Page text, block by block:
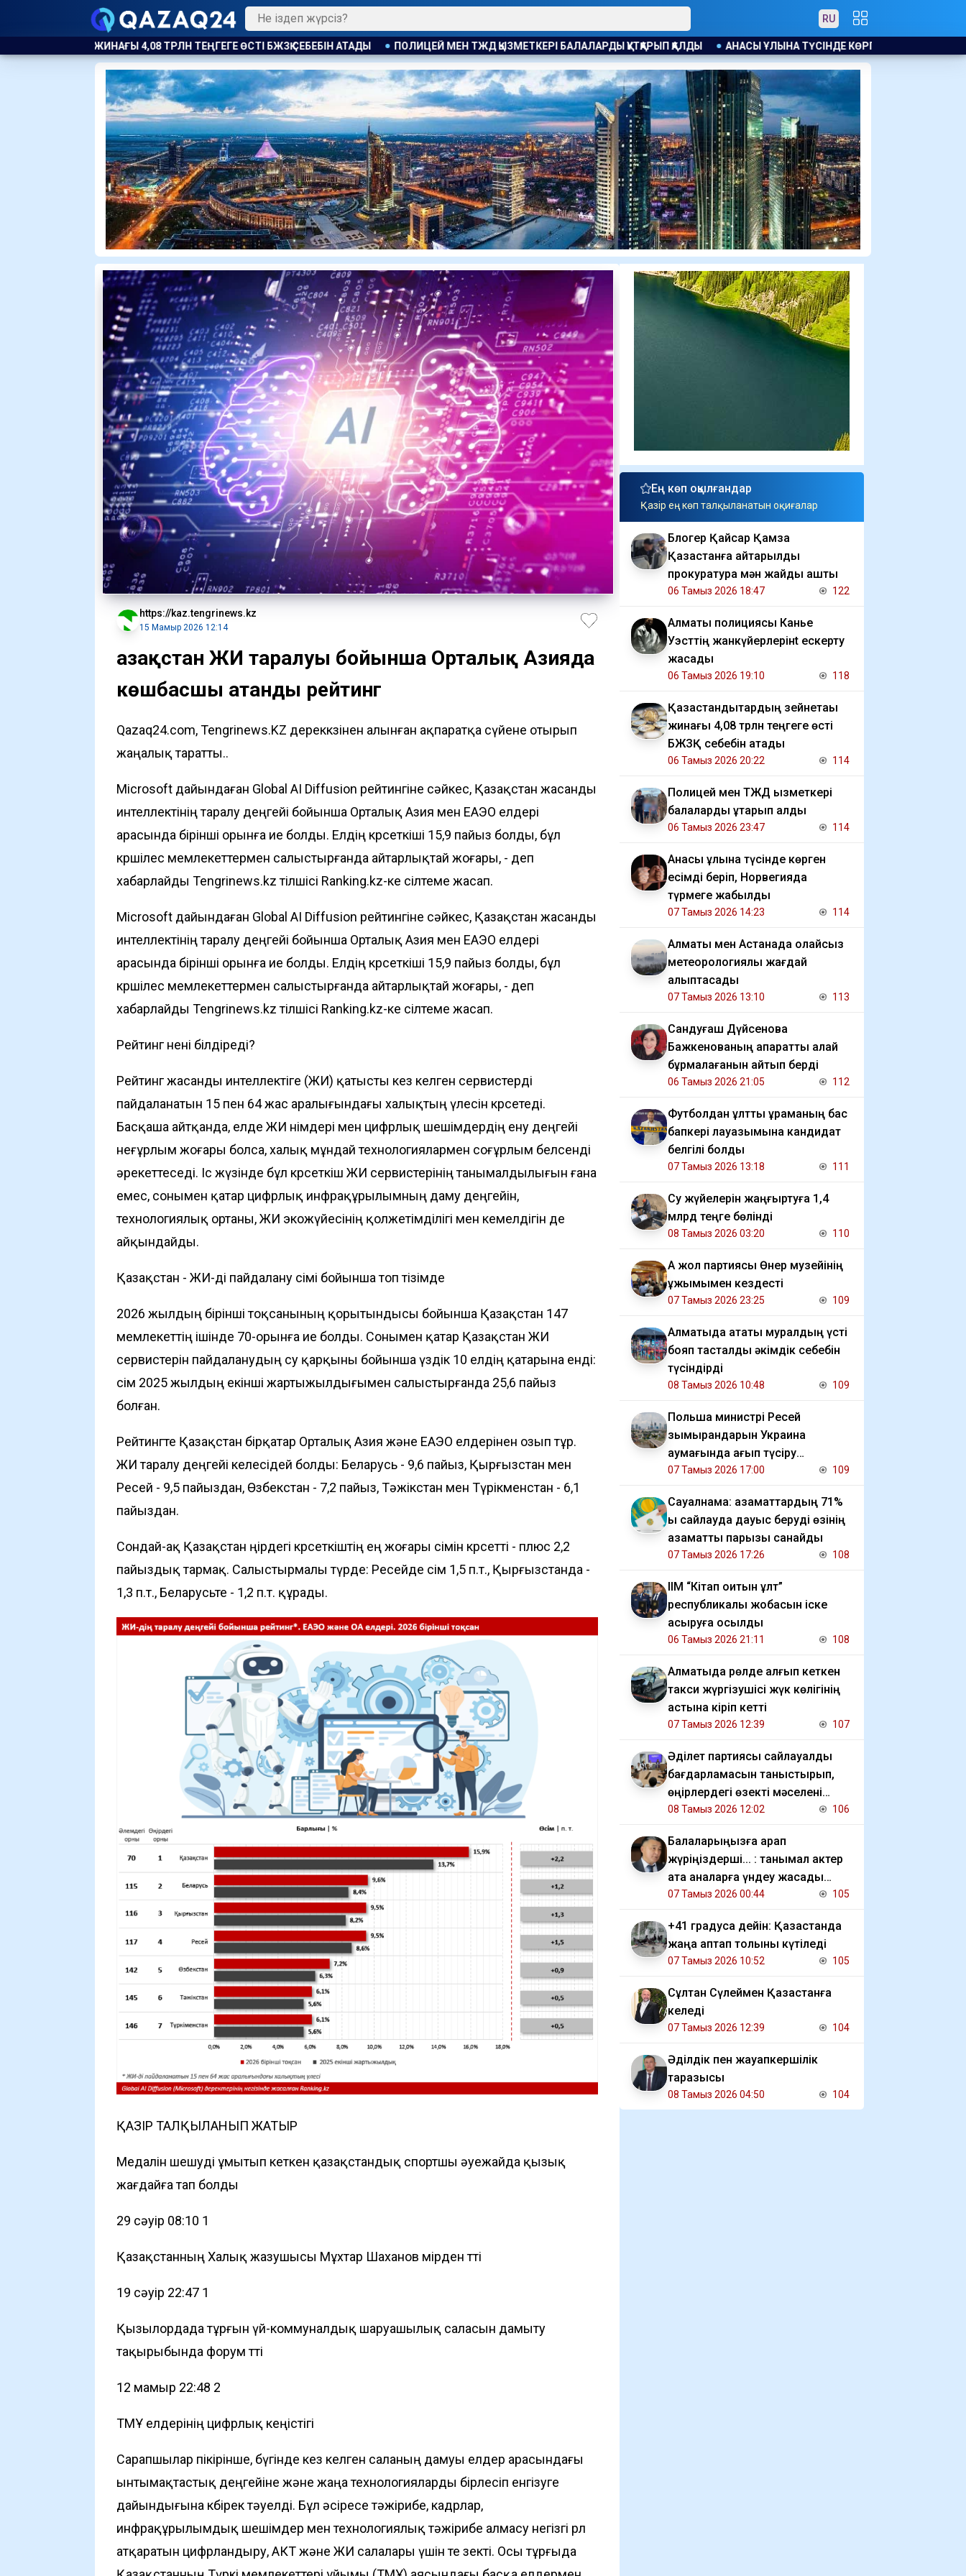
RU
ТРЛН ТЕҢГЕГЕ ӨСТІ БЖЗҚ СЕБЕБІН АТАДЫ ПОЛИЦЕЙ МЕН ТЖД ҚЫЗМЕТКЕРІ БАЛАЛАРДЫ ҚҰТҚАРЫП ҚАЛДЫ АНАСЫ ҰЛЫНА ТҮСІНДЕ КӨРГЕН ЕСІМДІ БЕРІП, НОРВЕГИЯДА ТҮРМЕГЕ
https://kaz.tengrinews.kz
15 Мамыр 2026 12:14
Қазақстан ЖИ таралуы бойынша Орталық Азияда
көшбасшы атанды рейтинг
Qazaq24.com, Tengrinews.KZ дереккөзінен алынған ақпаратқа сүйене отырып
жаңалық таратты..
Microsoft дайындаған Global AI Diffusion рейтингіне сәйкес, Қазақстан жасанды
интеллектінің таралу деңгейі бойынша Орталық Азия мен ЕАЭО елдері
арасында бірінші орынға ие болды. Елдің көрсеткіші 15,9 пайыз болды, бұл
көршілес мемлекеттермен салыстырғанда айтарлықтай жоғары, - деп
хабарлайды Tengrinews.kzтілшісі Ranking.kz-ке сілтеме жасап.
Microsoft дайындаған Global AI Diffusion рейтингіне сәйкес, Қазақстан жасанды
интеллектінің таралу деңгейі бойынша Орталық Азия мен ЕАЭО елдері
арасында бірінші орынға ие болды. Елдің көрсеткіші 15,9 пайыз болды, бұл
көршілес мемлекеттермен салыстырғанда айтарлықтай жоғары, - деп
хабарлайды Tengrinews.kzтілшісі Ranking.kz-ке сілтеме жасап.
Рейтинг нені білдіреді?
Рейтинг жасанды интеллектіге (ЖИ) қатысты кез келген сервистерді
пайдаланатын 15 пен 64 жас аралығындағы халықтың үлесін көрсетеді.
Басқаша айтқанда, елде ЖИ өнімдері мен цифрлық шешімдердің ену деңгейі
неғұрлым жоғары болса, халық мұндай технологиялармен соғұрлым белсенді
әрекеттеседі. Іс жүзінде бұл көрсеткіш ЖИ сервистерінің танымалдылығын ғана
емес, сонымен қатар цифрлық инфрақұрылымның даму деңгейін,
технологиялық ортаны, ЖИ экожүйесінің қолжетімділігі мен кемелдігін де
айқындайды.
Қазақстан - ЖИ-ді пайдалану өсімі бойынша топ тізімде
2026 жылдың бірінші тоқсанының қорытындысы бойынша Қазақстан 147
мемлекеттің ішінде 70-орынға ие болды. Сонымен қатар Қазақстан ЖИ
сервистерін пайдаланудың өсу қарқыны бойынша үздік 10 елдің қатарына енді:
өсім 2025 жылдың екінші жартыжылдығымен салыстырғанда 25,6 пайыз
болған.
Рейтингте Қазақстан бірқатар Орталық Азия және ЕАЭО елдерінен озып тұр.
ЖИ таралу деңгейі келесідей болды: Беларусь - 9,6 пайыз, Қырғызстан мен
Ресей - 9,5 пайыздан, Өзбекстан - 7,2 пайыз, Тәжікстан мен Түрікменстан - 6,1
пайыздан.
Сондай-ақ Қазақстан өңірдегі көрсеткіштің ең жоғары өсімін көрсетті - плюс 2,2
пайыздық тармақ. Салыстырмалы түрде: Ресейде өсім 1,5 п.т., Қырғызстанда -
1,3 п.т., Беларусьте - 1,2 п.т. құрады.
ҚАЗІР ТАЛҚЫЛАНЫП ЖАТЫР
Медалін шешуді ұмытып кеткен қазақстандық спортшы әуежайда қызық
жағдайға тап болды
29 сәуір 08:10 1
Қазақстанның Халық жазушысы Мұхтар Шаханов өмірден өтті
19 сәуір 22:47 1
Қызылордада тұрғын үй-коммуналдық шаруашылық саласын дамыту
тақырыбында форум өтті
12 мамыр 22:48 2
ТМҰ елдерінің цифрлық кеңістігі
Сарапшылар пікірінше, бүгінде кез келген саланың дамуы елдер арасындағы
ынтымақтастық деңгейіне және жаңа технологияларды бірлесіп енгізуге
дайындығына көбірек тәуелді. Бұл әсіресе тәжірибе, кадрлар,
инфрақұрылымдық шешімдер мен технологиялық тәжірибе алмасу негізгі рөл
атқаратын цифрландыру, АКТ және ЖИ салалары үшін өте өзекті. Осы тұрғыда
Ең көп оқылғандар
Қазір ең көп талқыланатын оқиғалар
Блогер Қайсар Қамза
Қазақстанға қайтарылды
прокуратура мән жайды ашты
06 Тамыз 2026 18:47 122
Алматы полициясы Канье
Уэсттің жанкүйерлерінt ескерту
жасады
06 Тамыз 2026 19:10 118
Қазақстандықтардың зейнетақы
жинағы 4,08 трлн теңгеге өсті
БЖЗҚ себебін атады
06 Тамыз 2026 20:22 114
Полицей мен ТЖД қызметкері
балаларды құтқарып қалды
06 Тамыз 2026 23:47 114
Анасы ұлына түсінде көрген
есімді беріп, Норвегияда
түрмеге жабылды
07 Тамыз 2026 14:23 114
Алматы мен Астанада қолайсыз
метеорологиялық жағдай
қалыптасады
07 Тамыз 2026 13:10 113
Сандуғаш Дүйсенова
Бажкенованың ақпаратты қалай
бұрмалағанын айтып берді
06 Тамыз 2026 21:05 112
Футболдан ұлттық құраманың бас
бапкері лауазымына кандидат
белгілі болды
07 Тамыз 2026 13:18 111
Су жүйелерін жаңғыртуға 1,4
млрд теңге бөлінді
08 Тамыз 2026 03:20 110
Ақ жол партиясы Өнер музейінің
ұжымымен кездесті
07 Тамыз 2026 23:25 109
Алматыда атақты муралдың үсті
бояп тасталды әкімдік себебін
түсіндірді
08 Тамыз 2026 10:48 109
Польша министрі Ресей
зымырандарын Украина
аумағында қағып түсіру
мәселесін көтерді
07 Тамыз 2026 17:00 109
Сауалнама: азаматтардың 71%
ы сайлауда дауыс беруді өзінің
азаматтық парызы санайды
07 Тамыз 2026 17:26 108
ІІМ “Кітап оқитын ұлт”
республикалық жобасын іске
асыруға қосылды
06 Тамыз 2026 21:11 108
Алматыда рөлде қалғып кеткен
такси жүргізушісі жүк көлігінің
астына кіріп кетті
07 Тамыз 2026 12:39 107
Әділет партиясы сайлауалды
бағдарламасын таныстырып,
өңірлердегі өзекті мәселені
талқылады
08 Тамыз 2026 12:02 106
Балаларыңызға қарап
жүріңіздерші... : танымал актер
ата аналарға үндеу жасады
(видео)
07 Тамыз 2026 00:44 105
+41 градусқа дейін: Қазақстанда
жаңа аптап толқыны күтіледі
07 Тамыз 2026 10:52 105
Сұлтан Сүлеймен Қазақстанға
келеді
07 Тамыз 2026 12:39 104
Әділдік пен жауапкершілік
таразысы
08 Тамыз 2026 04:50 104